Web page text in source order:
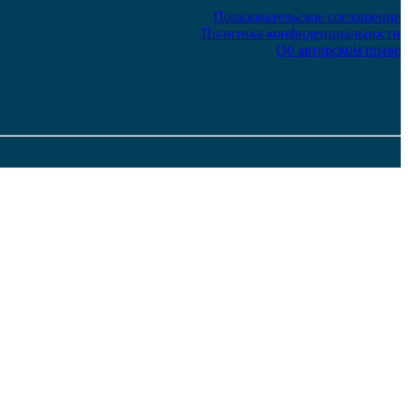
Пользовательское соглашение
Политика конфиденциальности
Об авторском праве